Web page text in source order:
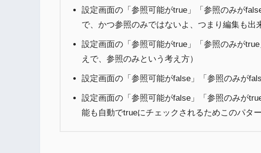
設定画面の「参照可能がtrue」「参照のみが
で、かつ参照のみではないよ、つまり編集も出
設定画面の「参照可能がtrue」「参照のみが
えで、参照のみという考え方）
設定画面の「参照可能がfalse」「参照のみが
設定画面の「参照可能がfalse」「参照のみが
能も自動でtrueにチェックされるためこのパタ